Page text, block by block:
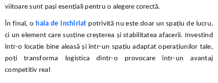
viitoare sunt pași esențiali pentru o alegere corectă.
În final, o hala de inchiriat potrivită nu este doar un spațiu de lucru,
ci un element care susține creșterea și stabilitatea afacerii. Investind
într-o locație bine aleasă și într-un spațiu adaptat operațiunilor tale,
poți transforma logistica dintr-o provocare într-un avantaj
competitiv real